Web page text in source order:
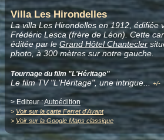
Villa Les Hirondelles
La villa Les Hirondelles en 1912, édifiée
Frédéric Lesca (frère de Léon). Cette
éditée par le Grand Hôtel Chantecler
photo, à 300 mètres sur notre gauche.
Tournage du film "L'Héritage"
Le film TV "L'Héritage", une intrigue... +/-
> Editeur :Autoédition
> Voir sur la carte Ferret d'Avant
> Voir sur la Google Maps classique